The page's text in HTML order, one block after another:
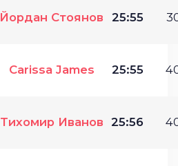
Йордан Стоянов 25:55
Carissa James 25:55
Тихомир Иванов 25:56